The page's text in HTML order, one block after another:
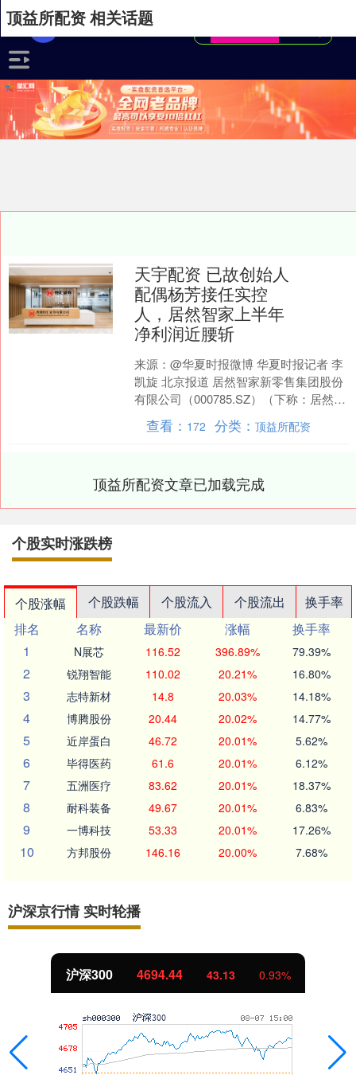
顶益所配资 相关话题
天宇配资 已故创始人
配偶杨芳接任实控
人，居然智家上半年
净利润近腰斩
来源：@华夏时报微博 华夏时报记者 李
凯旋 北京报道 居然智家新零售集团股份
有限公司（000785.SZ）（下称：居然智
家）有了新的实控人。9月10日，居然智
家....
查看： 172 分类： 顶益所配资
顶益所配资文章已加载完成
个股实时涨跌榜
个股涨幅 个股跌幅 个股流入 个股流出
换手率
排名
名称 最新价 涨幅
换手率
1
N展芯 116.52 396.89% 79.39%
2 锐翔智能 110.02 20.21% 16.80%
3 志特新材 14.8 20.03% 14.18%
4 博腾股份 20.44 20.02% 14.77%
5 近岸蛋白 46.72 20.01% 5.62%
6 毕得医药 61.6 20.01% 6.12%
7 五洲医疗 83.62 20.01% 18.37%
8 耐科装备 49.67 20.01% 6.83%
9 一博科技 53.33 20.01% 17.26%
10 方邦股份 146.16 20.00% 7.68%
沪深京行情 实时轮播
北证50 1134.24 11.37 1.01%